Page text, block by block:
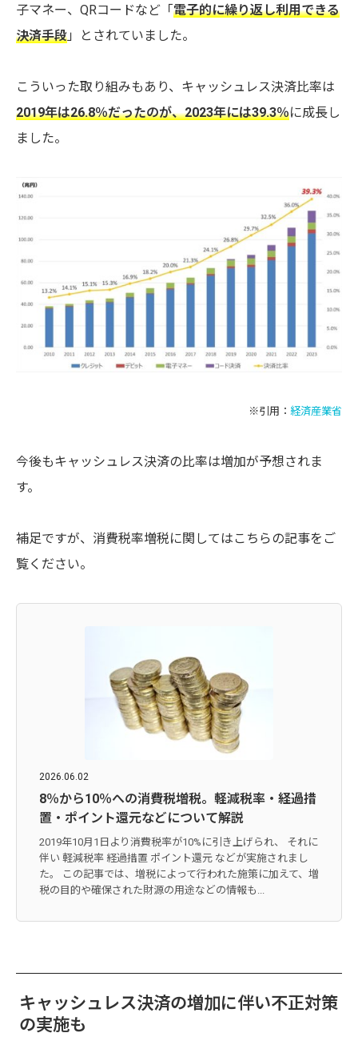
子マネー、QRコードなど「電子的に繰り返し利用できる
決済手段 」とされていました。
こういった取り組みもあり、キャッシュレス決済比率は
2019年は26.8％だったのが、2023年には39.3％に成長し
ました。
※引用： 経済産業省
今後もキャッシュレス決済の比率は増加が予想されま
す。
補足ですが、消費税率増税に関してはこちらの記事をご
覧ください。
2026.06.02
8％から10％への消費税増税。軽減税率・経過措
置・ポイント還元などについて解説
2019年10月1日より消費税率が10%に引き上げられ、 それに
伴い 軽減税率 経過措置 ポイント還元 などが実施されまし
た。 この記事では、増税によって行われた施策に加えて、増
税の目的や確保された財源の用途などの情報も...
キャッシュレス決済の増加に伴い不正対策
の実施も